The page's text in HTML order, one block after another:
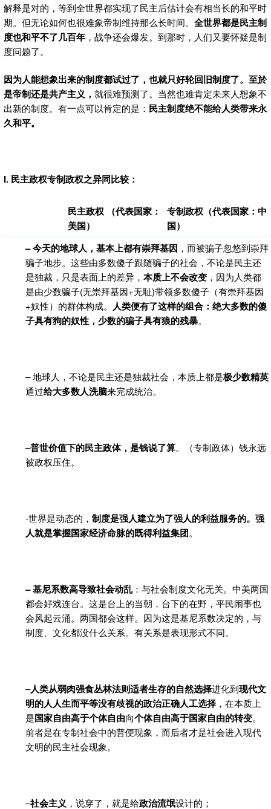
解释是对的，等到全世界都实现了民主后估计会有相当长的和平时
期。但无论如何也很难象帝制维持那么长时间。 全世界都是民主制
度也和平不了几百年 ，战争还会爆发。到那时，人们又要怀疑是制
度问题了。
因为人能想象出来的制度都试过了，也就只好轮回旧制度了。至於
是帝制还是共产主义， 就很难预测了。当然也难肯定未来人想象不
出新的制度。有一点可以肯定的是： 民主制度绝不能给人类带来永
久和平。
I. 民主政权专制政权之异同比较：
民主政权 （代表国家：
美国）
专制政权（代表国家：中
国）
– 今天的地球人，基本上都有崇拜基因 ，而被骗子忽悠到崇拜
骗子地步。这些由多数傻子跟随骗子的社会，不论是民主还
是独裁，只是表面上的差异， 本质上不会改变 ，因为人类都
是由少数骗子(无崇拜基因+无耻)带领多数傻子（有崇拜基因
+奴性）的群体构成。 人类便有了这样的组合：绝大多数的傻
子具有狗的奴性，少数的骗子具有狼的残暴。
– 地球人，不论是民主还是独裁社会，本质上都是极少数精英
通过给大多数人洗脑来完成统治。
–普世价值下的民主政体，是钱说了算。（专制政体）钱永远
被政权压住。
-世界是动态的， 制度是强人建立为了强人的利益服务的。强
人就是掌握国家经济命脉的既得利益集团。
– 基尼系数高导致社会动乱 ：与社会制度文化无关。中美两国
都会好戏连台。这是台上的当朝，台下的在野，平民闹事也
会风起云涌。两国都会这样。因为这是基尼系数决定的，与
制度、文化都没什么关系。有关系是表现形式不同。
–人类从弱肉强食丛林法则适者生存的自然选择进化到现代文
明的人人生而平等没有歧视的政治正确人工选择 ，在本质上
是国家自由高于个体自由向个体自由高于国家自由的转变。
前者是在专制社会中的普便现象，而后者才是社会进入现代
文明的民主社会现象。
–社会主义 ，说穿了，就是给政治流氓设计的；